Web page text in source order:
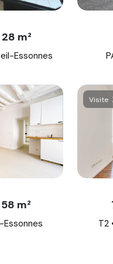
m²
Essonnes
m²
Essonnes
Visite
T2